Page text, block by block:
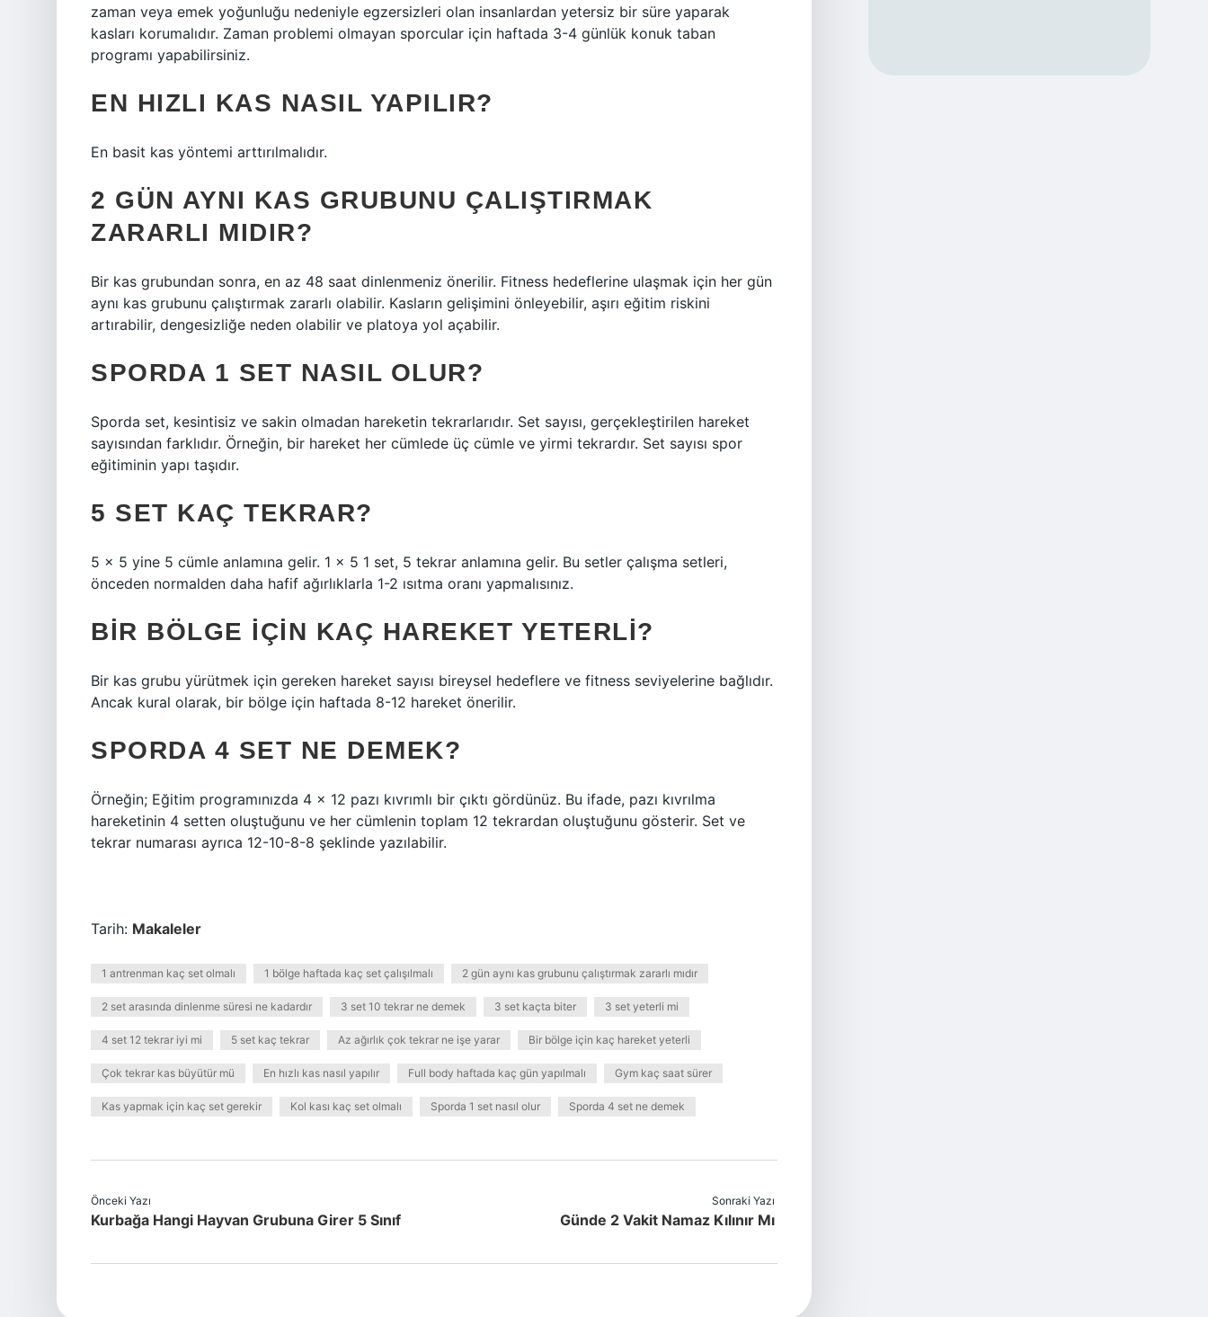
zaman veya emek yoğunluğu nedeniyle egzersizleri olan insanlardan yetersiz bir süre yaparak
kasları korumalıdır. Zaman problemi olmayan sporcular için haftada 3-4 günlük konuk taban
programı yapabilirsiniz.
EN HIZLI KAS NASIL YAPILIR?
En basit kas yöntemi arttırılmalıdır.
2 GÜN AYNI KAS GRUBUNU ÇALIŞTIRMAK
ZARARLI MIDIR?
Bir kas grubundan sonra, en az 48 saat dinlenmeniz önerilir. Fitness hedeflerine ulaşmak için her gün
aynı kas grubunu çalıştırmak zararlı olabilir. Kasların gelişimini önleyebilir, aşırı eğitim riskini
artırabilir, dengesizliğe neden olabilir ve platoya yol açabilir.
SPORDA 1 SET NASIL OLUR?
Sporda set, kesintisiz ve sakin olmadan hareketin tekrarlarıdır. Set sayısı, gerçekleştirilen hareket
sayısından farklıdır. Örneğin, bir hareket her cümlede üç cümle ve yirmi tekrardır. Set sayısı spor
eğitiminin yapı taşıdır.
5 SET KAÇ TEKRAR?
5 × 5 yine 5 cümle anlamına gelir. 1 × 5 1 set, 5 tekrar anlamına gelir. Bu setler çalışma setleri,
önceden normalden daha hafif ağırlıklarla 1-2 ısıtma oranı yapmalısınız.
BIR BÖLGE IÇIN KAÇ HAREKET YETERLI?
Bir kas grubu yürütmek için gereken hareket sayısı bireysel hedeflere ve fitness seviyelerine bağlıdır.
Ancak kural olarak, bir bölge için haftada 8-12 hareket önerilir.
SPORDA 4 SET NE DEMEK?
Örneğin; Eğitim programınızda 4 x 12 pazı kıvrımlı bir çıktı gördünüz. Bu ifade, pazı kıvrılma
hareketinin 4 setten oluştuğunu ve her cümlenin toplam 12 tekrardan oluştuğunu gösterir. Set ve
tekrar numarası ayrıca 12-10-8-8 şeklinde yazılabilir.
Tarih: Makaleler
1 antrenman kaç set olmalı 1 bölge haftada kaç set çalışılmalı 2 gün aynı kas grubunu çalıştırmak zararlı mıdır
2 set arasında dinlenme süresi ne kadardır 3 set 10 tekrar ne demek 3 set kaçta biter 3 set yeterli mi
4 set 12 tekrar iyi mi 5 set kaç tekrar Az ağırlık çok tekrar ne işe yarar Bir bölge için kaç hareket yeterli
Çok tekrar kas büyütür mü En hızlı kas nasıl yapılır Full body haftada kaç gün yapılmalı Gym kaç saat sürer
Kas yapmak için kaç set gerekir Kol kası kaç set olmalı Sporda 1 set nasıl olur Sporda 4 set ne demek
Önceki Yazı
Kurbağa Hangi Hayvan Grubuna Girer 5 Sınıf
Sonraki Yazı
Günde 2 Vakit Namaz Kılınır Mı